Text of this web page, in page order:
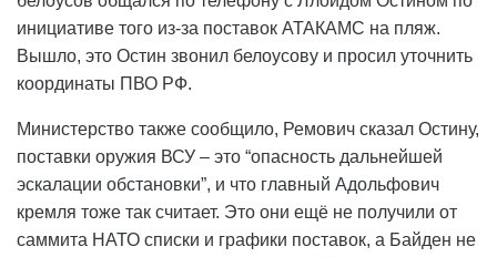
инициативе того из-за поставок АТАКАМС на пляж.
Вышло, это Остин звонил белоусову и просил уточнить
координаты ПВО РФ.
Министерство также сообщило, Ремович сказал Остину,
поставки оружия ВСУ – это “опасность дальнейшей
эскалации обстановки”, и что главный Адольфович
кремля тоже так считает. Это они ещё не получили от
саммита НАТО списки и графики поставок, а Байден не